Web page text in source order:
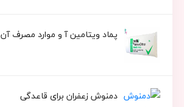
پماد ویتامین آ و موارد مصرف آن
دمنوش زعفران برای قاعدگی